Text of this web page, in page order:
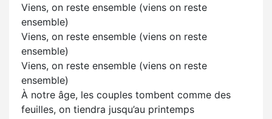
Viens, on reste ensemble (viens on reste
ensemble)
Viens, on reste ensemble (viens on reste
ensemble)
Viens, on reste ensemble (viens on reste
ensemble)
À notre âge, les couples tombent comme des
feuilles, on tiendra jusqu’au printemps